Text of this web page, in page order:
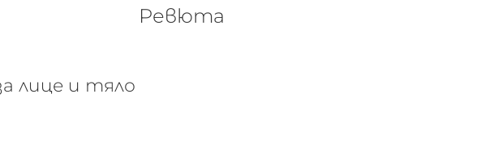
Ревюта
лице и тяло